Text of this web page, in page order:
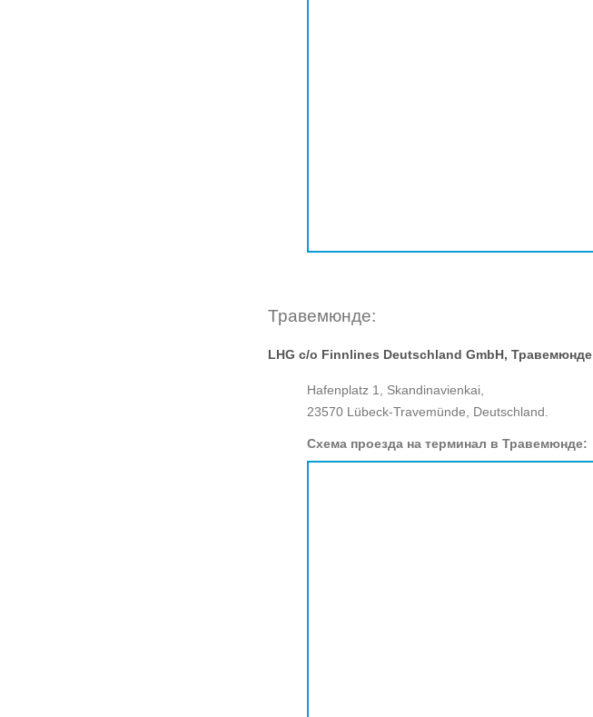
Травемюнде:
LHG c/o Finnlines Deutschland GmbH, Травемюнде
Hafenplatz 1, Skandinavienkai,
23570 Lübeck-Travemünde, Deutschland.
Схема проезда на терминал в Травемюнде: